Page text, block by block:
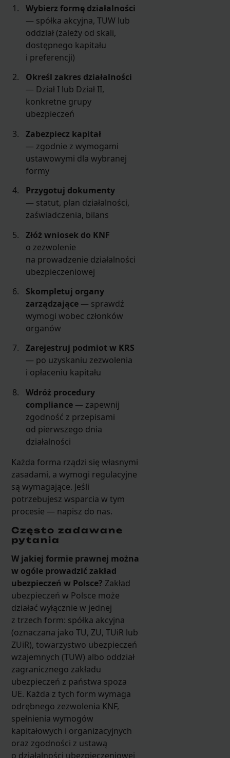
Wybierz formę działalności
— spółka akcyjna, TUW lub
oddział (zależy od skali,
dostępnego kapitału
i preferencji)
Określ zakres działalności
— Dział I lub Dział II,
konkretne grupy
ubezpieczeń
Zabezpiecz kapitał
— zgodnie z wymogami
ustawowymi dla wybranej
formy
Przygotuj dokumenty
— statut, plan działalności,
zaświadczenia, bilans
Złóż wniosek do KNF
o zezwolenie
na prowadzenie działalności
ubezpieczeniowej
Skompletuj organy
zarządzające — sprawdź
wymogi wobec członków
organów
Zarejestruj podmiot w KRS
— po uzyskaniu zezwolenia
i opłaceniu kapitału
Wdróż procedury
compliance — zapewnij
zgodność z przepisami
od pierwszego dnia
działalności
Każda forma rządzi się własnymi
zasadami, a wymogi regulacyjne
są wymagające. Jeśli
potrzebujesz wsparcia w tym
procesie — napisz do nas.
Często zadawane
pytania
W jakiej formie prawnej można
w ogóle prowadzić zakład
ubezpieczeń w Polsce? Zakład
ubezpieczeń w Polsce może
działać wyłącznie w jednej
z trzech form: spółka akcyjna
(oznaczana jako TU, ZU, TUiR lub
ZUiR), towarzystwo ubezpieczeń
wzajemnych (TUW) albo oddział
zagranicznego zakładu
ubezpieczeń z państwa spoza
UE. Każda z tych form wymaga
odrębnego zezwolenia KNF,
spełnienia wymogów
kapitałowych i organizacyjnych
oraz zgodności z ustawą
o działalności ubezpieczeniowej